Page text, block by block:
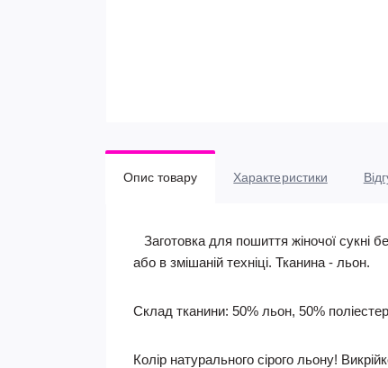
Опис товару Характеристики
Заготовка для пошиття жіночої сукні
або в змішаній техніці. Тканина - льон.
Склад тканини: 50% льон, 50%
Колір натурального сірого льону!